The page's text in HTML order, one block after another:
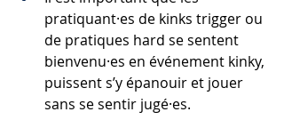
pratiquant·es de kinks trigger ou
de pratiques hard se sentent
bienvenu·es en événement kinky,
puissent s’y épanouir et jouer
sans se sentir jugé·es.